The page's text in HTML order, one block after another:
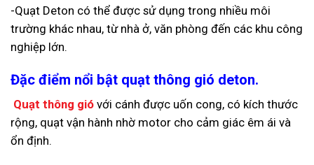
-Quạt Deton có thể được sử dụng trong nhiều môi
trường khác nhau, từ nhà ở, văn phòng đến các khu công
nghiệp lớn.
Đặc điểm nổi bật quạt thông gió deton.
Quạt thông gió với cánh được uốn cong, có kích thước
rộng, quạt vận hành nhờ motor cho cảm giác êm ái và
ổn định.